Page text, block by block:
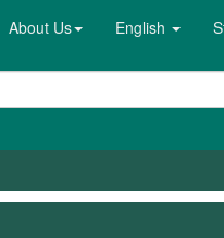
About Us English